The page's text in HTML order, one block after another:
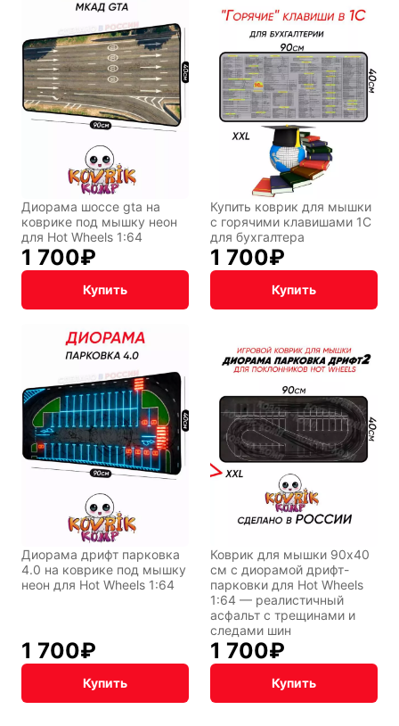
Диорама шоссе gta на
коврике под мышку неон
для Hot Wheels 1:64
1 700₽
Купить
Купить коврик для мышки
с горячими клавишами 1С
для бухгалтера
1 700₽
Купить
Диорама дрифт парковка
4.0 на коврике под мышку
неон для Hot Wheels 1:64
1 700₽
Купить
Коврик для мышки 90x40
см с диорамой дрифт-
парковки для Hot Wheels
1:64 — реалистичный
асфальт с трещинами и
следами шин
1 700₽
Купить